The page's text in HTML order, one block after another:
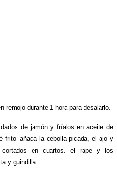
remojo durante 1 hora para desalarlo.
de jamón y fríalos en aceite de
frito, añada la cebolla picada, el ajo y
cortados en cuartos, el rape y los
y guindilla.